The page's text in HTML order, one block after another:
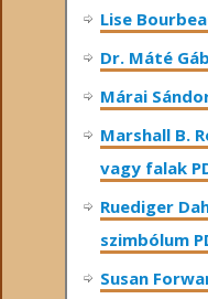
Lise
Dr. Máté
Márai
Marshall B.
vagy falak
Ruediger
szimbólum
Susan